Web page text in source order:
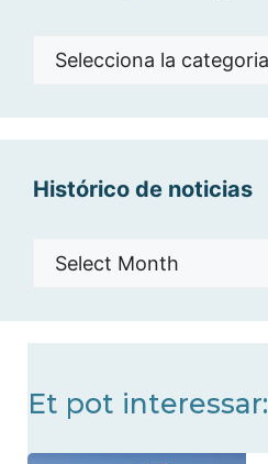
Noticias
Histórico de noticias
Histórico
Et pot interessar: